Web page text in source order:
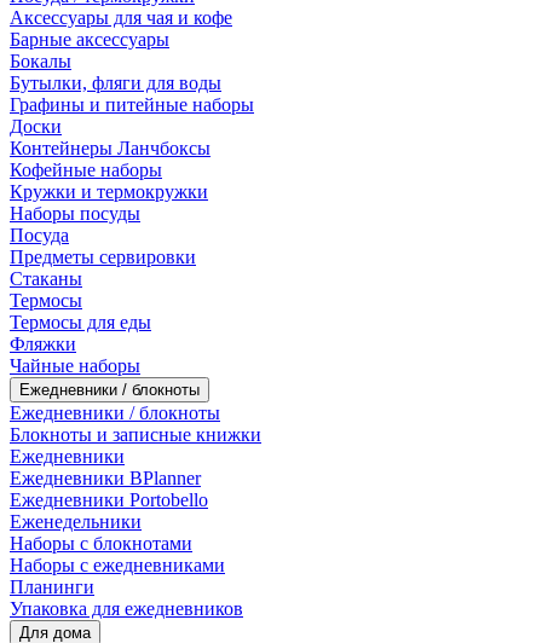
Аксессуары для чая и кофе
Барные аксессуары
Бокалы
Бутылки, фляги для воды
Графины и питейные наборы
Доски
Контейнеры Ланчбоксы
Кофейные наборы
Кружки и термокружки
Наборы посуды
Посуда
Предметы сервировки
Стаканы
Термосы
Термосы для еды
Фляжки
Чайные наборы
Ежедневники / блокноты
Ежедневники / блокноты
Блокноты и записные книжки
Ежедневники
Ежедневники BPlanner
Ежедневники Portobello
Еженедельники
Наборы с блокнотами
Наборы с ежедневниками
Планинги
Упаковка для ежедневников
Для дома